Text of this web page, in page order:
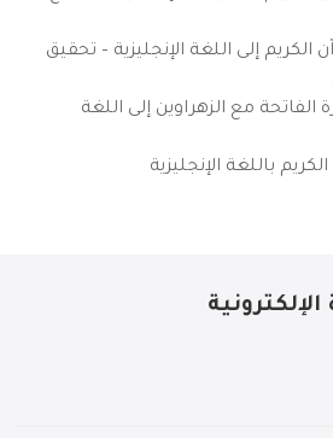
الكريم إلى اللغة الإنجليزية – تحقيق
مع الزهراوين إلى اللغة
باللغة الإنجليزية